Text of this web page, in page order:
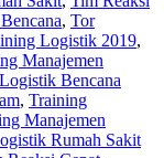
, Tor
Logistik 2019,
Manajemen
Bencana
, Training
Manajemen
Rumah Sakit